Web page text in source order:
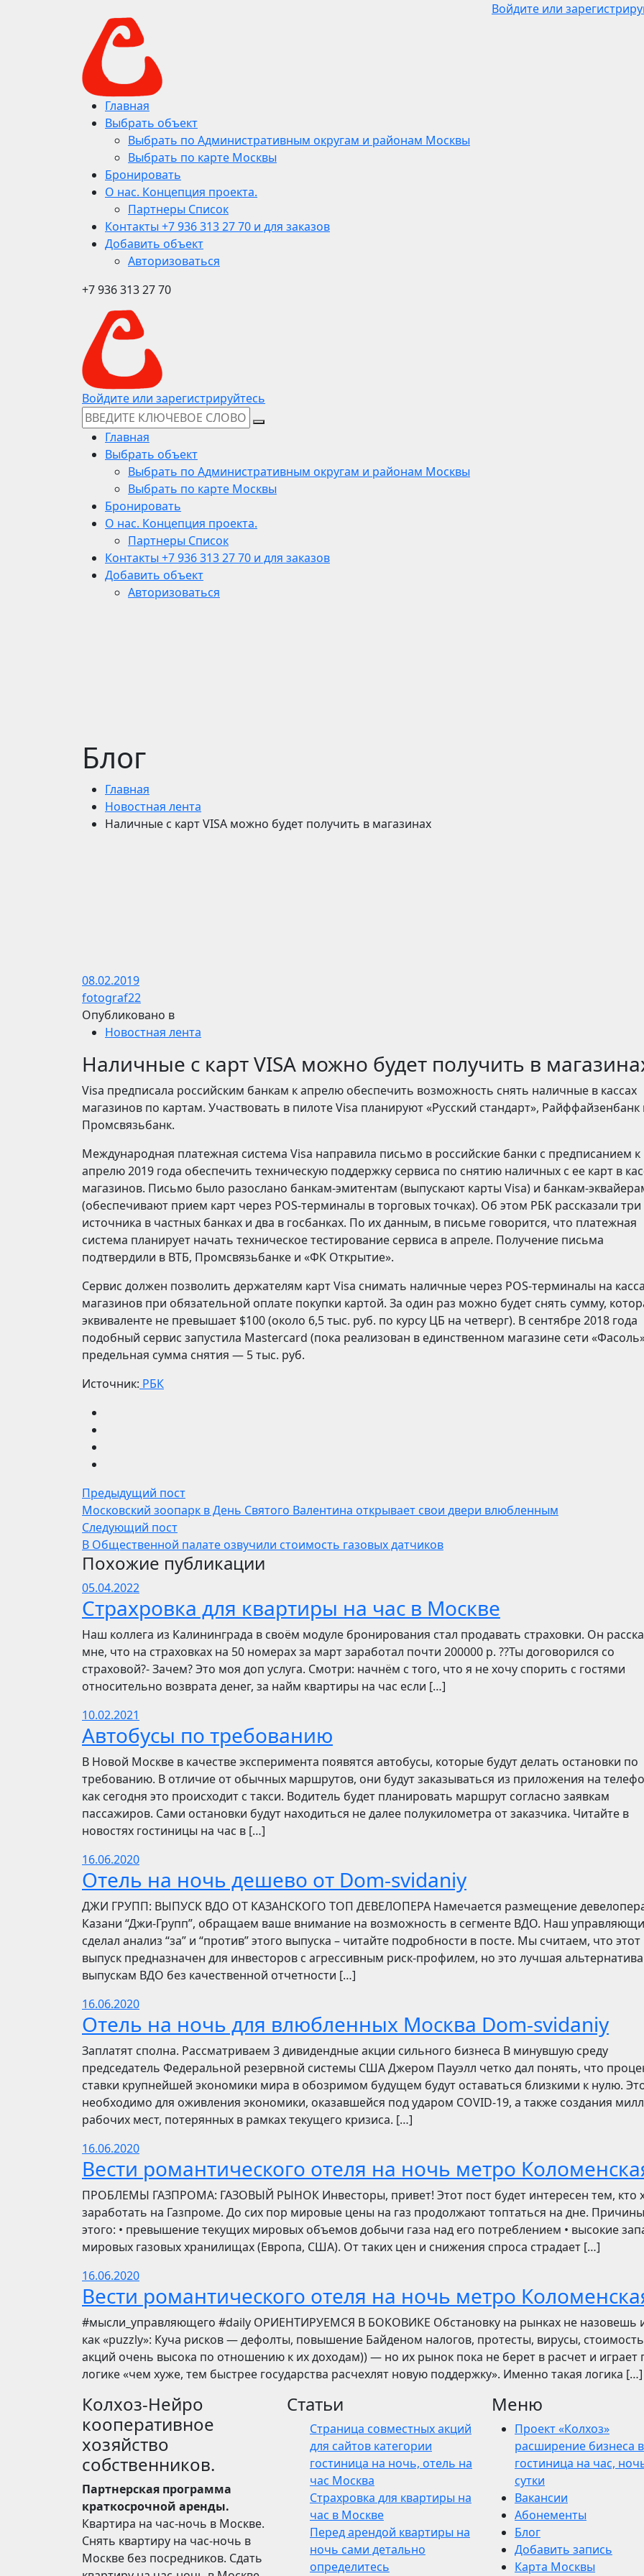
Войдите или
Главная
Выбрать объект
Выбрать по Административным округам и районам Москвы
Выбрать по карте Москвы
Бронировать
О нас. Концепция проекта.
Партнеры Список
Контакты +7 936 313 27 70 и для заказов
Добавить объект
Авторизоваться
+7 936 313 27 70
Войдите или зарегистрируйтесь
Главная
Выбрать объект
Выбрать по Административным округам и районам Москвы
Выбрать по карте Москвы
Бронировать
О нас. Концепция проекта.
Партнеры Список
Контакты +7 936 313 27 70 и для заказов
Добавить объект
Авторизоваться
Блог
Главная
Новостная лента
Наличные с карт VISA можно будет получить в магазинах
08.02.2019
fotograf22
Опубликовано в
Новостная лента
Наличные с карт VISA можно будет получить в
Visa предписала российским банкам к апрелю обеспечить возможность снять наличные в кассах
магазинов по картам. Участвовать в пилоте Visa планируют «Русский стандарт», Райффайзенбанк
Промсвязьбанк.
Международная платежная система Visa направила письмо в российские банки с предписанием к
апрелю 2019 года обеспечить техническую поддержку сервиса по снятию наличных с ее карт в
магазинов. Письмо было разослано банкам-эмитентам (выпускают карты Visa) и банкам-
(обеспечивают прием карт через PОS-терминалы в торговых точках). Об этом РБК рассказали три
источника в частных банках и два в госбанках. По их данным, в письме говорится, что платежная
система планирует начать техническое тестирование сервиса в апреле. Получение письма
подтвердили в ВТБ, Промсвязьбанке и «ФК Открытие».
Сервис должен позволить держателям карт Visa снимать наличные через POS-терминалы на
магазинов при обязательной оплате покупки картой. За один раз можно будет снять сумму,
эквиваленте не превышает $100 (около 6,5 тыс. руб. по курсу ЦБ на четверг). В сентябре 2018 года
подобный сервис запустила Masterсard (пока реализован в единственном магазине сети
предельная сумма снятия — 5 тыс. руб.
Источник: РБК
Предыдущий пост
Московский зоопарк в День Святого Валентина открывает свои двери влюбленным
Следующий пост
В Общественной палате озвучили стоимость газовых датчиков
Похожие публикации
05.04.2022
Страхровка для квартиры на час в Москве
Наш коллега из Калининграда в своём модуле бронирования стал продавать страховки. Он
мне, что на страховках на 50 номерах за март заработал почти 200000 р. ??Ты договорился со
страховой?- Зачем? Это моя доп услуга. Смотри: начнём с того, что я не хочу спорить с гостями
относительно возврата денег, за найм квартиры на час если […]
10.02.2021
Автобусы по требованию
В Новой Москве в качестве эксперимента появятся автобусы, которые будут делать остановки по
требованию. В отличие от обычных маршрутов, они будут заказываться из приложения на
как сегодня это происходит с такси. Водитель будет планировать маршрут согласно заявкам
пассажиров. Сами остановки будут находиться не далее полукилометра от заказчика. Читайте в
новостях гостиницы на час в […]
16.06.2020
Отель на ночь дешево от Dom-svidaniy
​​ДЖИ ГРУПП: ВЫПУСК ВДО ОТ КАЗАНСКОГО ТОП ДЕВЕЛОПЕРА Намечается размещение
Казани “Джи-Групп”, обращаем ваше внимание на возможность в сегменте ВДО. Наш
сделал анализ “за” и “против” этого выпуска – читайте подробности в посте. Мы считаем, что этот
выпуск предназначен для инвесторов с агрессивным риск-профилем, но это лучшая альтернатива
выпускам ВДО без качественной отчетности […]
16.06.2020
Отель на ночь для влюбленных Москва Dom-svidaniy
Заплатят сполна. Рассматриваем 3 дивидендные акции сильного бизнеса В минувшую среду
председатель Федеральной резервной системы США Джером Пауэлл четко дал понять, что
ставки крупнейшей экономики мира в обозримом будущем будут оставаться близкими к нулю.
необходимо для оживления экономики, оказавшейся под ударом COVID-19, а также создания
рабочих мест, потерянных в рамках текущего кризиса. […]
16.06.2020
Вести романтического отеля на ночь метро
ПРОБЛЕМЫ ГАЗПРОМА: ГАЗОВЫЙ РЫНОК Инвесторы, привет! Этот пост будет интересен тем, кто
заработать на Газпроме. До сих пор мировые цены на газ продолжают топтаться на дне. Причины
этого: • превышение текущих мировых объемов добычи газа над его потреблением • высокие
мировых газовых хранилищах (Европа, США). От таких цен и снижения спроса страдает […]
16.06.2020
Вести романтического отеля на ночь метро
​​#мысли_управляющего #daily ОРИЕНТИРУЕМСЯ В БОКОВИКЕ Обстановку на рынках не назовешь
как «puzzly»: Куча рисков — дефолты, повышение Байденом налогов, протесты, вирусы, стоимость
акций очень высока по отношению к их доходам)) — но их рынок пока не берет в расчет и играет
логике «чем хуже, тем быстрее государства расчехлят новую поддержку». Именно такая логика […]
Колхоз-Нейро
кооперативное
хозяйство
собственников.
Партнерская программа
краткосрочной аренды.
Квартира на час-ночь в Москве.
Снять квартиру на час-ночь в
Москве без посредников. Сдать
Статьи
Страница совместных акций
для сайтов категории
гостиница на ночь, отель на
час Москва
Страхровка для квартиры на
час в Москве
Перед арендой квартиры на
ночь сами детально
определитесь
Меню
Проект «Колхоз»
расширение бизнеса
гостиница на час,
сутки
Вакансии
Абонементы
Блог
Добавить запись
Карта Москвы